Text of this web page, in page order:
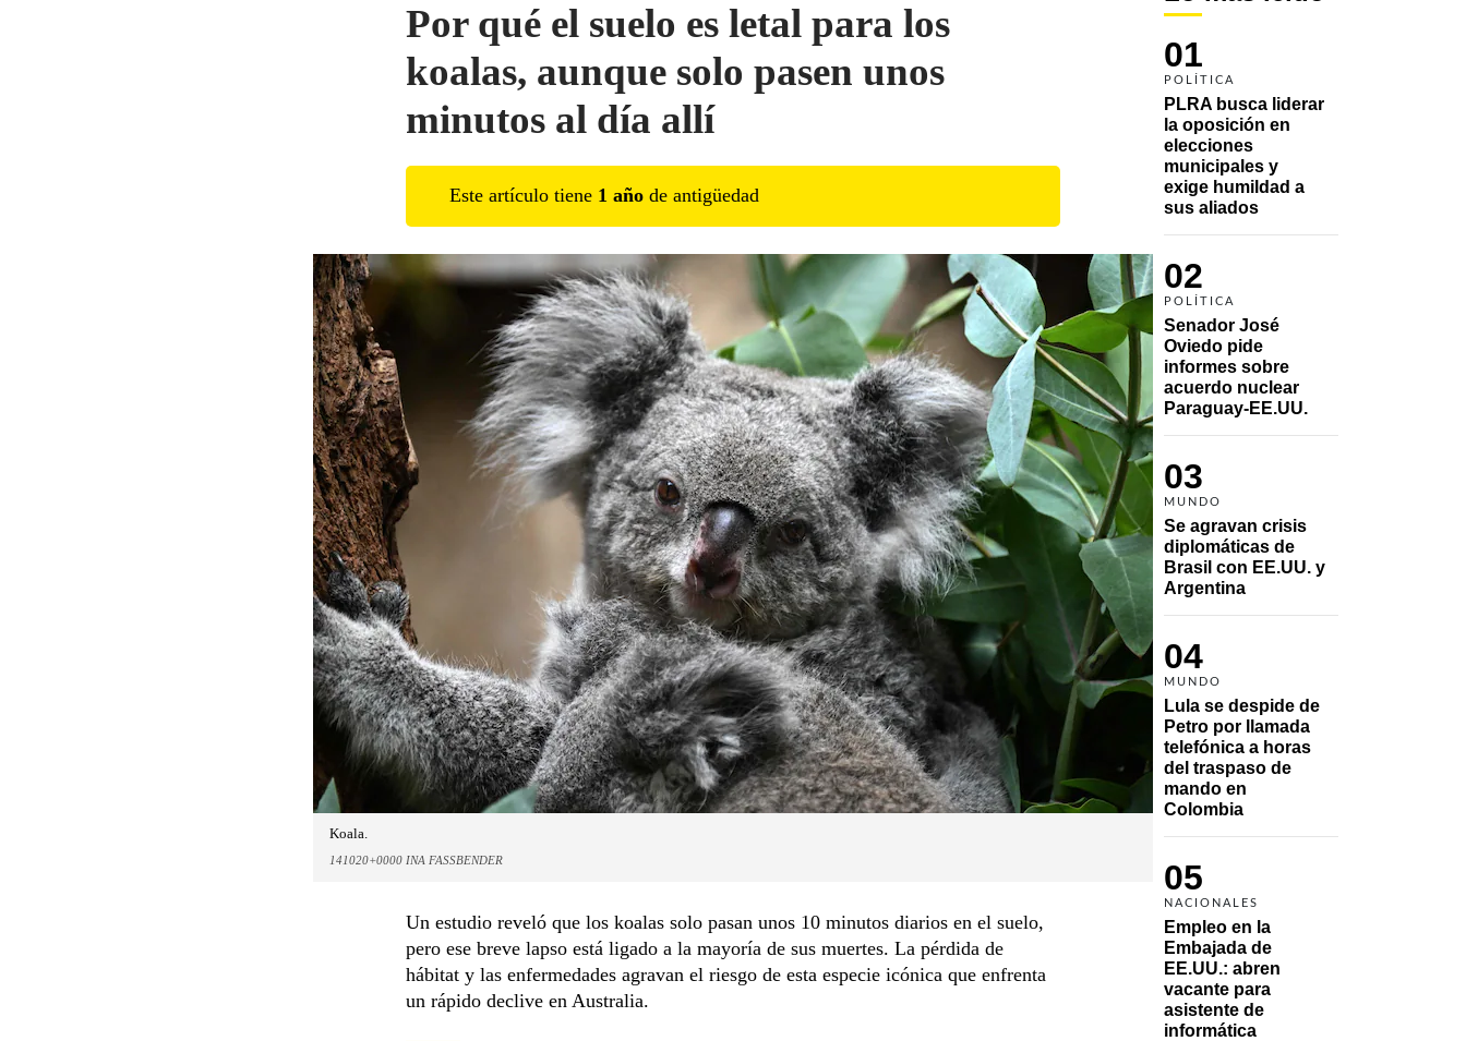
01
POLÍTICA
PLRA busca liderar
la oposición en
elecciones
municipales y
exige humildad a
sus aliados
02
POLÍTICA
Senador José
Oviedo pide
informes sobre
acuerdo nuclear
Paraguay-EE.UU.
03
MUNDO
Se agravan crisis
diplomáticas de
Brasil con EE.UU. y
Argentina
04
MUNDO
Lula se despide de
Petro por llamada
telefónica a horas
del traspaso de
mando en
Colombia
05
NACIONALES
Empleo en la
Embajada de
EE.UU.: abren
vacante para
asistente de
informática
Por qué el suelo es letal para los
koalas, aunque solo pasen unos
minutos al día allí
Este artículo tiene 1 año de antigüedad
Koala.
141020+0000 INA FASSBENDER
Un estudio reveló que los koalas solo pasan unos 10 minutos diarios en el suelo,
pero ese breve lapso está ligado a la mayoría de sus muertes. La pérdida de
hábitat y las enfermedades agravan el riesgo de esta especie icónica que enfrenta
un rápido declive en Australia.